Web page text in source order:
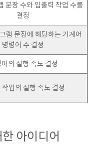
문장 수와 입출력 작업 수를
결정
램 문장에 해당하는 기계어
명령어 수 결정
의 실행 속도 결정
작업의 실행 속도 결정
아이디어